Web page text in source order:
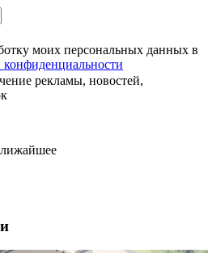
моих персональных данных в
рекламы, новостей,